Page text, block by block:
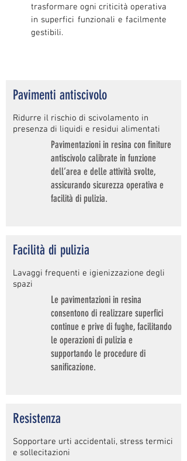
trasformare ogni criticità operativa
in superfici funzionali e facilmente
gestibili.
Pavimenti antiscivolo
Ridurre il rischio di scivolamento in
presenza di liquidi e residui alimentati
Pavimentazioni in resina con finiture
antiscivolo calibrate in funzione
dell’area e delle attività svolte,
assicurando sicurezza operativa e
facilità di pulizia.
Facilità di pulizia
Lavaggi frequenti e igienizzazione degli
spazi
Le pavimentazioni in resina
consentono di realizzare superfici
continue e prive di fughe, facilitando
le operazioni di pulizia e
supportando le procedure di
sanificazione.
Resistenza
Sopportare urti accidentali, stress termici
e sollecitazioni